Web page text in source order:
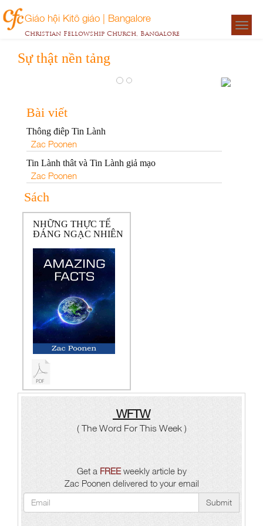
Giáo hội Kitô giáo | Bangalore
Christian Fellowship Church, Bangalore
Sự thật nền tảng
Zac
Bài viết
Thông điêp Tin Lành
Zac Poonen
Tin Lành thât và Tin Lành giả mạo
Zac Poonen
Sách
NHỮNG THỰC TẾ
ĐÁNG NGẠC NHIÊN
WFTW
( The Word For This Week )
Get a FREEweekly article by
Zac Poonen delivered to your email
Submit